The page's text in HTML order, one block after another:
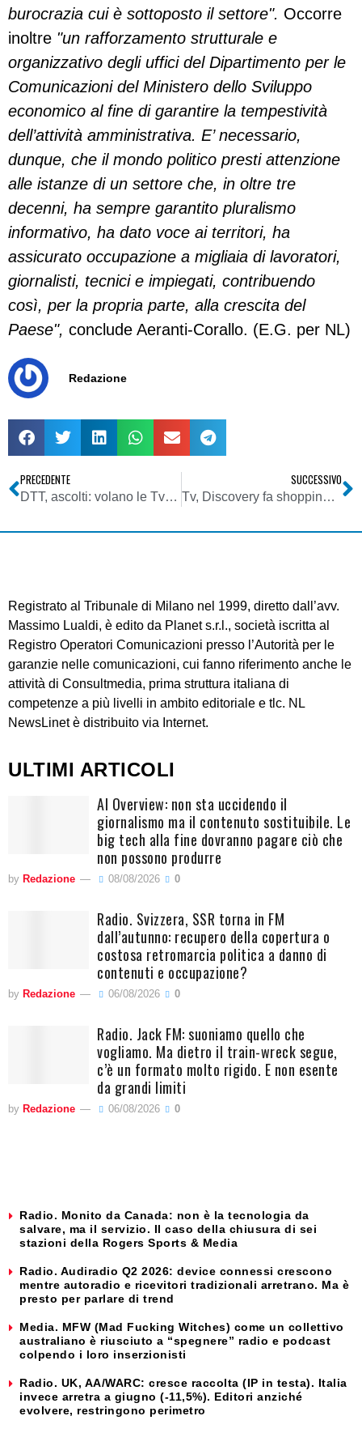
burocrazia cui è sottoposto il settore". Occorre
inoltre "un rafforzamento strutturale e
organizzativo degli uffici del Dipartimento per le
Comunicazioni del Ministero dello Sviluppo
economico al fine di garantire la tempestività
dell’attività amministrativa. E’ necessario,
dunque, che il mondo politico presti attenzione
alle istanze di un settore che, in oltre tre
decenni, ha sempre garantito pluralismo
informativo, ha dato voce ai territori, ha
assicurato occupazione a migliaia di lavoratori,
giornalisti, tecnici e impiegati, contribuendo
così, per la propria parte, alla crescita del
Paese", conclude Aeranti-Corallo. (E.G. per NL)
Redazione
PRECEDENTE
DTT, ascolti: volano le Tv non generaliste
SUCCESSIVO
Tv, Discovery fa shopping e diventa terza in Italia per share totale
Registrato al Tribunale di Milano nel 1999, diretto dall’avv.
Massimo Lualdi, è edito da Planet s.r.l., società iscritta al
Registro Operatori Comunicazioni presso l’Autorità per le
garanzie nelle comunicazioni, cui fanno riferimento anche le
attività di Consultmedia, prima struttura italiana di
competenze a più livelli in ambito editoriale e tlc. NL
NewsLinet è distribuito via Internet.
ULTIMI ARTICOLI
AI Overview: non sta uccidendo il
giornalismo ma il contenuto sostituibile. Le
big tech alla fine dovranno pagare ciò che
non possono produrre
by Redazione 08/08/2026 0
Radio. Svizzera, SSR torna in FM
dall’autunno: recupero della copertura o
costosa retromarcia politica a danno di
contenuti e occupazione?
by Redazione 06/08/2026 0
Radio. Jack FM: suoniamo quello che
vogliamo. Ma dietro il train-wreck segue,
c’è un formato molto rigido. E non esente
da grandi limiti
by Redazione 06/08/2026 0
Radio. Monito da Canada: non è la tecnologia da
salvare, ma il servizio. Il caso della chiusura di sei
stazioni della Rogers Sports & Media
Radio. Audiradio Q2 2026: device connessi crescono
mentre autoradio e ricevitori tradizionali arretrano. Ma è
presto per parlare di trend
Media. MFW (Mad Fucking Witches) come un collettivo
australiano è riusciuto a “spegnere” radio e podcast
colpendo i loro inserzionisti
Radio. UK, AA/WARC: cresce raccolta (IP in testa). Italia
invece arretra a giugno (-11,5%). Editori anziché
evolvere, restringono perimetro